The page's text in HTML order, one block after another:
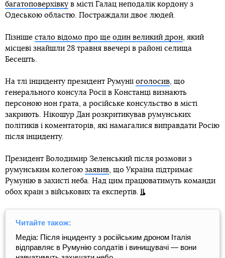
багатоповерхівку в місті Галац неподалік кордону з
Одеською областю. Постраждали двоє людей.
Пізніше стало відомо про ще один великий дрон, який
місцеві знайшли 28 травня ввечері в районі селища
Бесешть.
На тлі інциденту президент Румунії оголосив, що
генерального консула Росії в Констанці визнають
персоною нон ґрата, а російське консульство в місті
закриють. Нікошур Дан розкритикував румунських
політиків і коментаторів, які намагалися виправдати Росію
після інциденту.
Президент Володимир Зеленський після розмови з
румунським колегою заявив, що Україна підтримає
Румунію в захисті неба. Над цим працюватимуть команди
обох країн з військових та експертів.
Читайте також:
Медіа: Після інциденту з російським дроном Італія
відправляє в Румунію солдатів і винищувачі — вони